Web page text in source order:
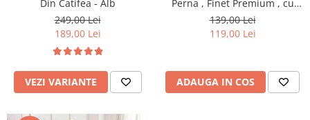
Din Catifea - Alb
249,00 Lei
189,00 Lei
VEZI VARIANTE
Perna , Finet Premium , cu
elastic , HP52
139,00 Lei
119,00 Lei
ADAUGA IN COS